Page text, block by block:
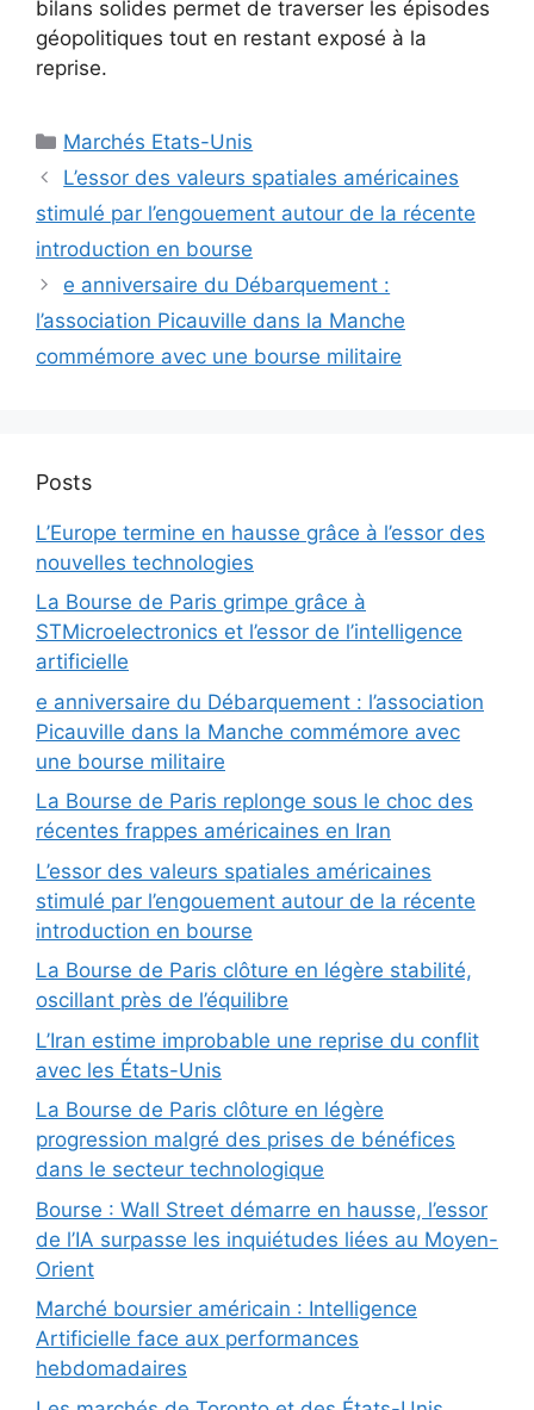
bilans solides permet de traverser les épisodes
géopolitiques tout en restant exposé à la
reprise.
Catégories
Marchés Etats-Unis
L’essor des valeurs spatiales américaines
stimulé par l’engouement autour de la récente
introduction en bourse
e anniversaire du Débarquement :
l’association Picauville dans la Manche
commémore avec une bourse militaire
Posts
L’Europe termine en hausse grâce à l’essor des
nouvelles technologies
La Bourse de Paris grimpe grâce à
STMicroelectronics et l’essor de l’intelligence
artificielle
e anniversaire du Débarquement : l’association
Picauville dans la Manche commémore avec
une bourse militaire
La Bourse de Paris replonge sous le choc des
récentes frappes américaines en Iran
L’essor des valeurs spatiales américaines
stimulé par l’engouement autour de la récente
introduction en bourse
La Bourse de Paris clôture en légère stabilité,
oscillant près de l’équilibre
L’Iran estime improbable une reprise du conflit
avec les États-Unis
La Bourse de Paris clôture en légère
progression malgré des prises de bénéfices
dans le secteur technologique
Bourse : Wall Street démarre en hausse, l’essor
de l’IA surpasse les inquiétudes liées au Moyen-
Orient
Marché boursier américain : Intelligence
Artificielle face aux performances
hebdomadaires